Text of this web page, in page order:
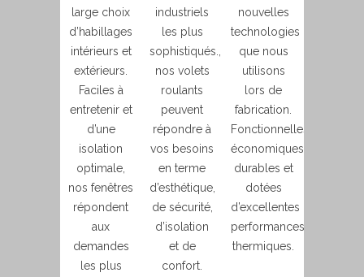
large choix
d’habillages
intérieurs et
extérieurs.
Faciles à
entretenir et
d’une
isolation
optimale,
nos fenêtres
répondent
aux
demandes
les plus
industriels
les plus
sophistiqués.,
nos volets
roulants
peuvent
répondre à
vos besoins
en terme
d’esthétique,
de sécurité,
d’isolation
et de
confort.
nouvelles
technologies
que nous
utilisons
lors de
fabrication.
Fonctionnelles,
économiques,
durables et
dotées
d’excellentes
performances
thermiques.